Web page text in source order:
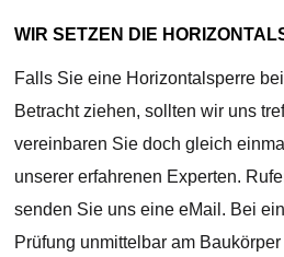
WIR SETZEN DIE
Falls Sie eine Horizontalsperre
Betracht ziehen, sollten wir uns
vereinbaren Sie doch gleich
unserer erfahrenen Experten.
senden Sie uns eine eMail. Bei
Prüfung unmittelbar am